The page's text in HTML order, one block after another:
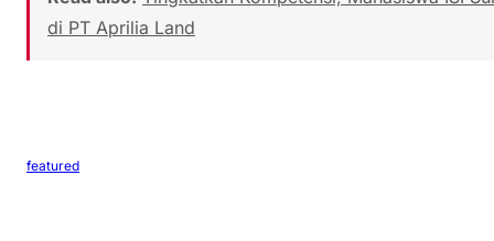
di PT Aprilia Land
featured